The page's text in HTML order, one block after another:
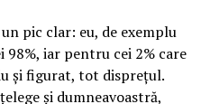
pic clar: eu, de exemplu
iar pentru cei 2% care
și figurat, tot disprețul.
și dumneavoastră,